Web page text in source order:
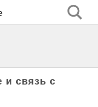
и связь с